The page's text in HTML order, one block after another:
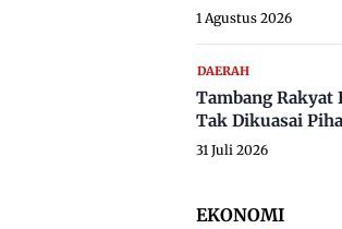
1 Agustus 2026
DAERAH
Tambang Rakyat
Tak Dikuasai
31 Juli 2026
EKONOMI